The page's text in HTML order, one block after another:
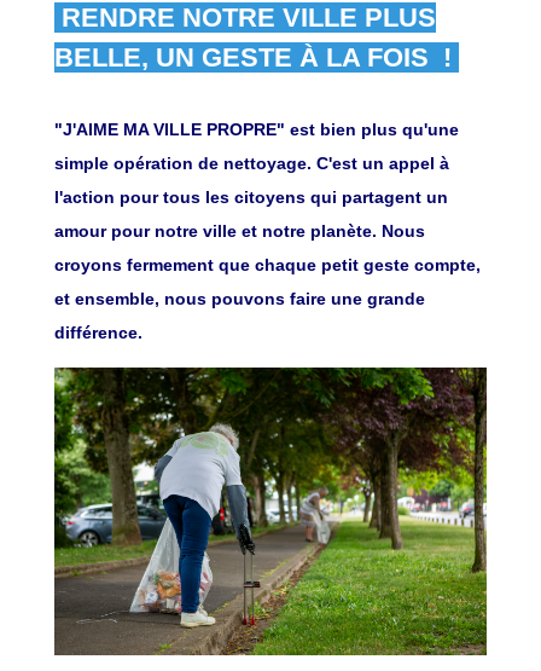
RENDRE NOTRE VILLE PLUS
BELLE, UN GESTE À LA FOIS !
"J'AIME MA VILLE PROPRE" est bien plus qu'une
simple opération de nettoyage. C'est un appel à
l'action pour tous les citoyens qui partagent un
amour pour notre ville et notre planète. Nous
croyons fermement que chaque petit geste compte,
et ensemble, nous pouvons faire une grande
différence.